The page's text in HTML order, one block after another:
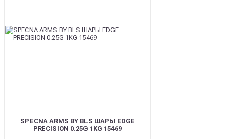
SPECNA ARMS BY BLS ШАРЫ EDGE
PRECISION 0.25G 1KG 15469